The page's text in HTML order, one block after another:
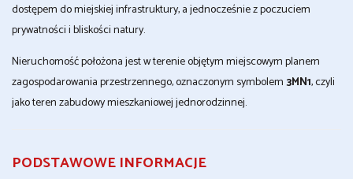
dostępem do miejskiej infrastruktury, a jednocześnie z poczuciem
prywatności i bliskości natury.
Nieruchomość położona jest w terenie objętym miejscowym planem
zagospodarowania przestrzennego, oznaczonym symbolem3MN1, czyli
jako teren zabudowy mieszkaniowej jednorodzinnej.
PODSTAWOWE INFORMACJE